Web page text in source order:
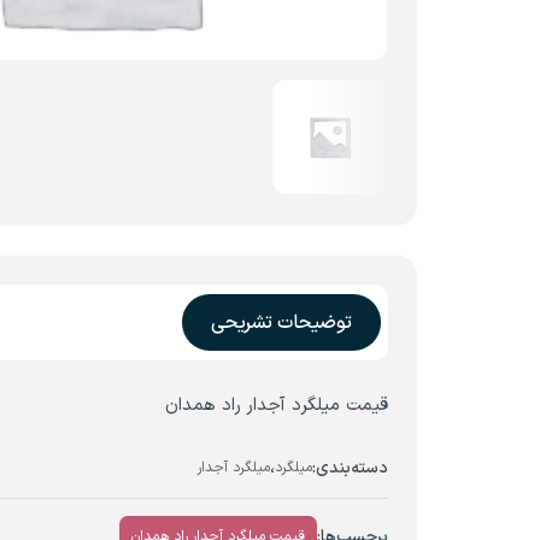
توضیحات تشریحی
قیمت میلگرد آجدار راد همدان
دسته‌بندی:میلگرد،میلگرد آجدار